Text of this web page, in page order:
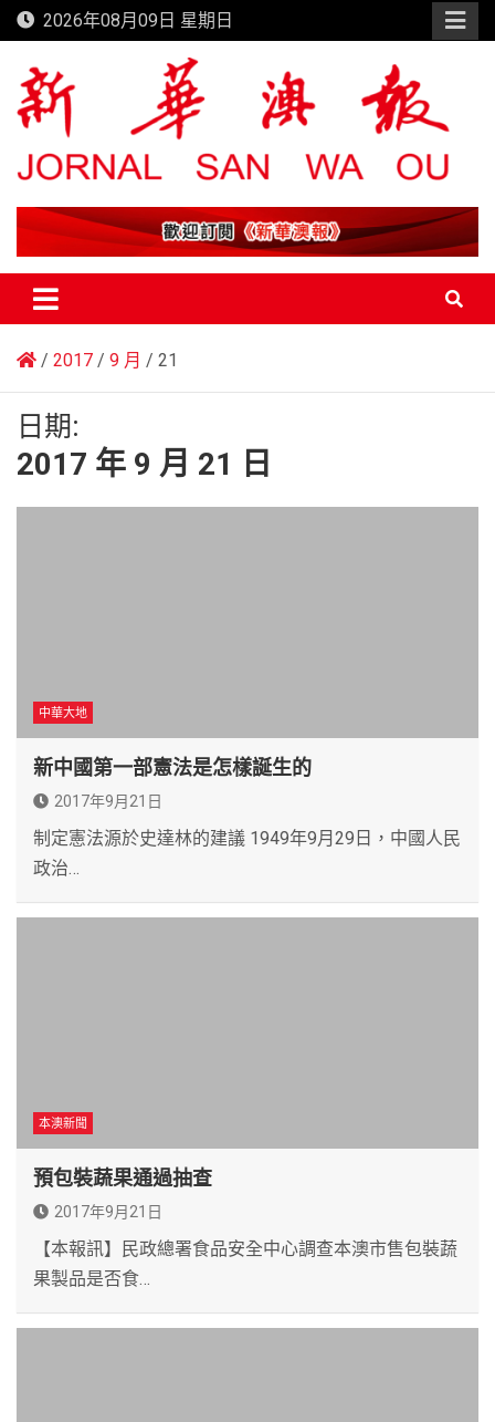
Skip
to
content
2026年08月09日 星期日
新華澳報
2017 9 月 21
日期:
2017 年 9 月 21 日
中華大地
新中國第一部憲法是怎樣誕生的
2017年9月21日
制定憲法源於史達林的建議 1949年9月29日，中國人民
政治…
本澳新聞
預包裝蔬果通過抽查
2017年9月21日
【本報訊】民政總署食品安全中心調查本澳市售包裝蔬
果製品是否食…